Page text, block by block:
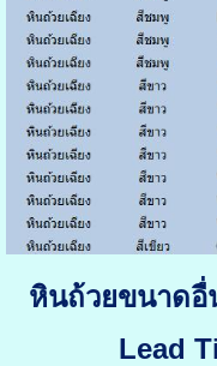
หินถ้วยขนาดอื่
Lead